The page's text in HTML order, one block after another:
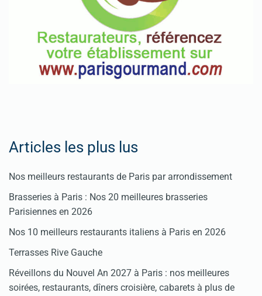
Articles les plus lus
Nos meilleurs restaurants de Paris par arrondissement
Brasseries à Paris : Nos 20 meilleures brasseries
Parisiennes en 2026
Nos 10 meilleurs restaurants italiens à Paris en 2026
Terrasses Rive Gauche
Réveillons du Nouvel An 2027 à Paris : nos meilleures
soirées, restaurants, dîners croisière, cabarets à plus de